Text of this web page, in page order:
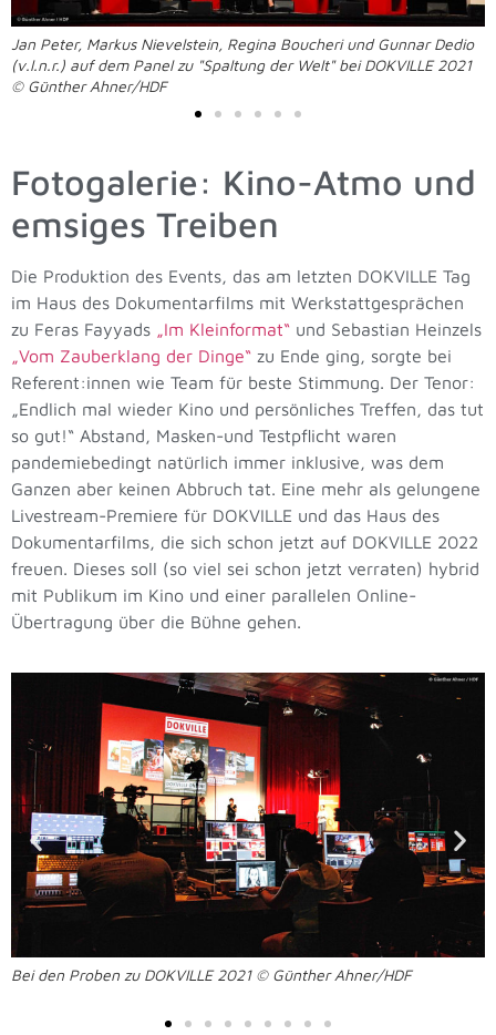
Jan Peter, Markus Nievelstein, Regina Boucheri und Gunnar Dedio
(v.l.n.r.) auf dem Panel zu "Spaltung der Welt" bei DOKVILLE 2021
© Günther Ahner/HDF
Fotogalerie: Kino-Atmo und
emsiges Treiben
Die Produktion des Events, das am letzten DOKVILLE Tag
im Haus des Dokumentarfilms mit Werkstattgesprächen
zu Feras Fayyads „Im Kleinformat“ und Sebastian Heinzels
„Vom Zauberklang der Dinge“ zu Ende ging, sorgte bei
Referent:innen wie Team für beste Stimmung. Der Tenor:
„Endlich mal wieder Kino und persönliches Treffen, das tut
so gut!“ Abstand, Masken-und Testpflicht waren
pandemiebedingt natürlich immer inklusive, was dem
Ganzen aber keinen Abbruch tat. Eine mehr als gelungene
Livestream-Premiere für DOKVILLE und das Haus des
Dokumentarfilms, die sich schon jetzt auf DOKVILLE 2022
freuen. Dieses soll (so viel sei schon jetzt verraten) hybrid
mit Publikum im Kino und einer parallelen Online-
Übertragung über die Bühne gehen.
Bei den Proben zu DOKVILLE 2021 © Günther Ahner/HDF